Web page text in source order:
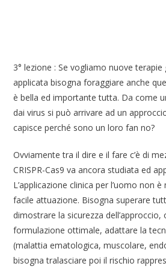
3° lezione : Se vogliamo nuove terapie
applicata bisogna foraggiare anche
è bella ed importante tutta. Da come
dai virus si può arrivare ad un
capisce perché sono un loro fan no?
Ovviamente tra il dire e il fare c’è di
CRISPR-Cas9 va ancora studiata ed
L’applicazione clinica per l’uomo non
facile attuazione. Bisogna superare
dimostrare la sicurezza dell’approccio,
formulazione ottimale, adattare la
(malattia ematologica, muscolare,
bisogna tralasciare poi il rischio